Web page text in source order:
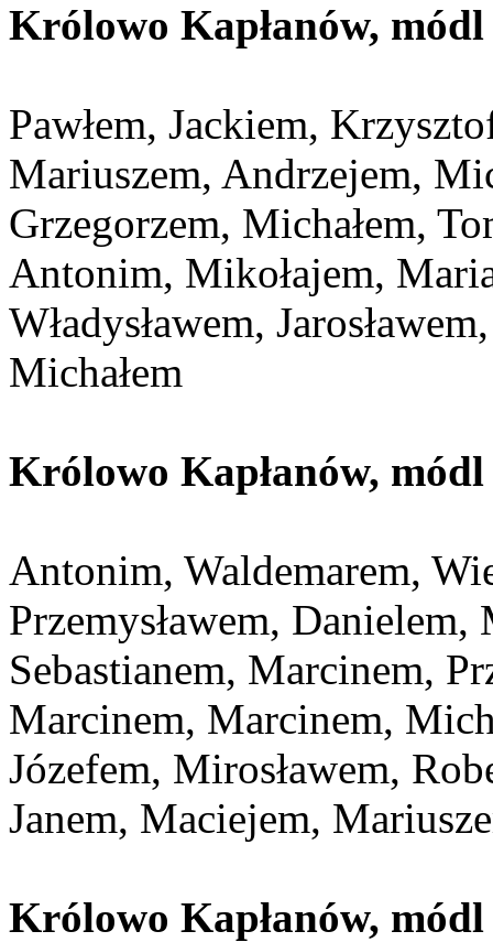
Królowo Kapłanów,
Pawłem, Jackiem,
Mariuszem, Andrzejem,
Grzegorzem, Michałem,
Antonim, Mikołajem,
Władysławem,
Michałem
Królowo Kapłanów,
Antonim, Waldemarem,
Przemysławem,
Sebastianem, Marcinem,
Marcinem, Marcinem,
Józefem, Mirosławem,
Janem, Maciejem,
Królowo Kapłanów,